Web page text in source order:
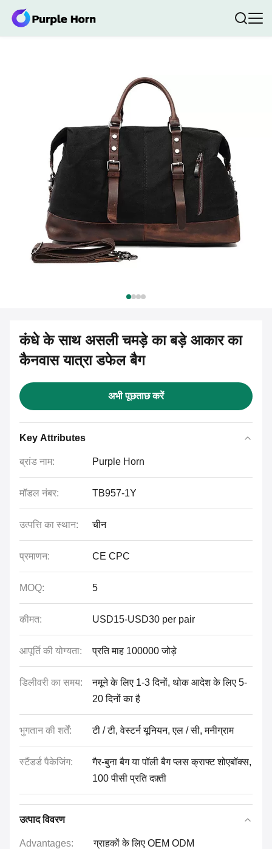
कंधे के साथ असली चमड़े का बड़े आकार का
कैनवास यात्रा डफेल बैग
अभी पूछताछ करें
Key Attributes
ब्रांड नाम: Purple Horn
मॉडल नंबर: TB957-1Y
उत्पत्ति का स्थान: चीन
प्रमाणन: CE CPC
MOQ: 5
कीमत: USD15-USD30 per pair
आपूर्ति की योग्यता: प्रति माह 100000 जोड़े
डिलीवरी का समय:
नमूने के लिए 1-3 दिनों, थोक आदेश के लिए 5-
20 दिनों का है
भुगतान की शर्तें: टी / टी, वेस्टर्न यूनियन, एल / सी, मनीग्राम
स्टैंडर्ड पैकेजिंग:
गैर-बुना बैग या पॉली बैग प्लस क्राफ्ट शोएबॉक्स,
100 पीसी प्रति दफ़्ती
उत्पाद विवरण
Advantages: ग्राहकों के लिए OEM ODM